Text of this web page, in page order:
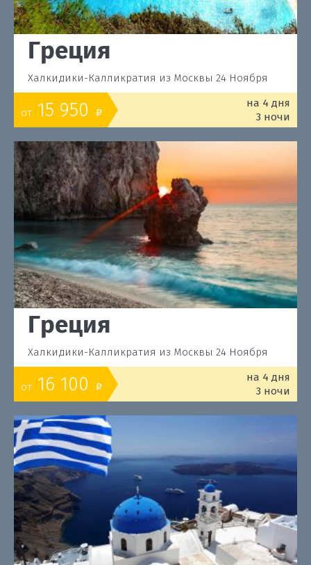
Греция
Халкидики-Калликратия из Москвы 24 Ноября
от 15 950 o
на 4 дня
3 ночи
Греция
Халкидики-Калликратия из Москвы 24 Ноября
от 16 100 o
на 4 дня
3 ночи